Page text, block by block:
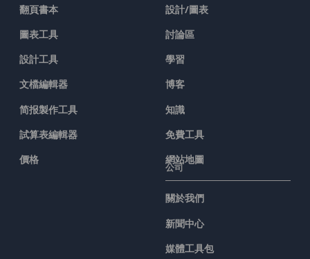
翻頁書本
圖表工具
設計工具
文檔編輯器
简报製作工具
試算表編輯器
價格
設計/圖表
討論區
學習
博客
知識
免費工具
網站地圖
公司
關於我們
新聞中心
媒體工具包